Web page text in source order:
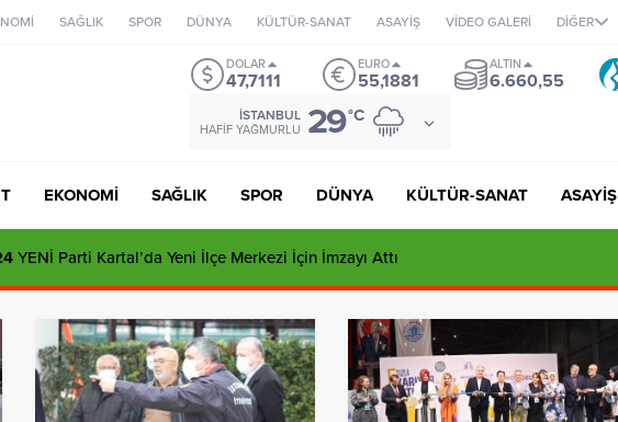
SAĞLIK SPOR DÜNYA KÜLTÜR-SANAT ASAYİŞ VİDEO GALERİ DİĞER
DOLAR
47,7111
EURO
55,1881
ALTIN
6.660,55
İSTANBUL
HAFIF YAĞMURLU 29°C
EKONOMİ SAĞLIK SPOR DÜNYA KÜLTÜR-SANAT ASAYİŞ
Türk Hava Kuvvetleri’nde Tarihi Gün: Özlem Karapınar İlk Kadın General Oldu